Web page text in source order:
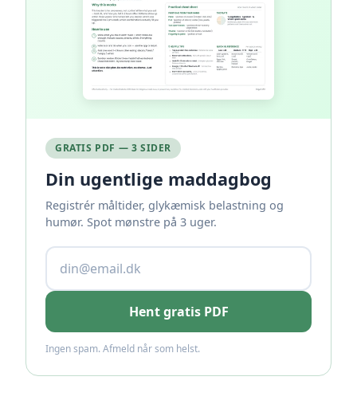
GRATIS PDF — 3 SIDER
Din ugentlige maddagbog
Registrér måltider, glykæmisk belastning og
humør. Spot mønstre på 3 uger.
Hent gratis PDF
Ingen spam. Afmeld når som helst.